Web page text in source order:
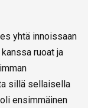
yhtä innoissaan
ruoat ja
sillä sellaisella
ensimmäinen